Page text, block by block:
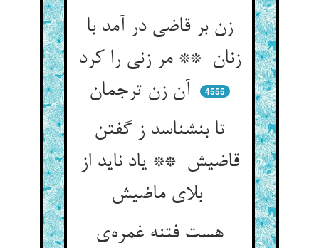
زن بر قاضی در آمد با
زنان ** مر زنی را کرد
4555
تا بنشناسد ز گفتن
قاضیش ** یاد ناید از
بلای ماضیش
هست فتنه غمره‌ی